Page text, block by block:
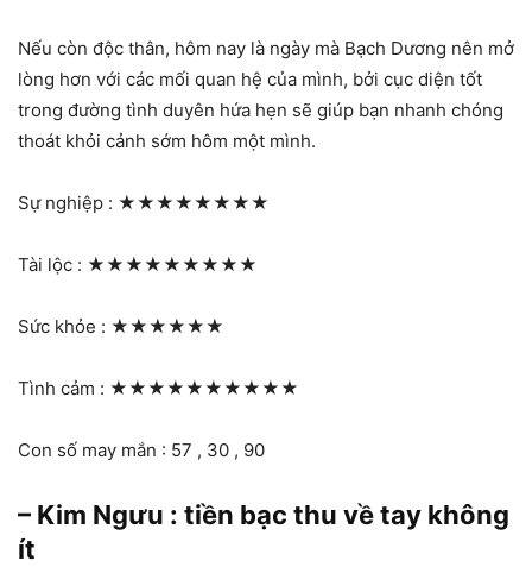
Nếu còn độc thân, hôm nay là ngày mà Bạch Dương nên mở
lòng hơn với các mối quan hệ của mình, bởi cục diện tốt
trong đường tình duyên hứa hẹn sẽ giúp bạn nhanh chóng
thoát khỏi cảnh sớm hôm một mình.
Sự nghiệp : ★★★★★★★★
Tài lộc : ★★★★★★★★★
Sức khỏe : ★★★★★★
Tình cảm : ★★★★★★★★★★
Con số may mắn : 57 , 30 , 90
– Kim Ngưu : tiền bạc thu về tay không
ít